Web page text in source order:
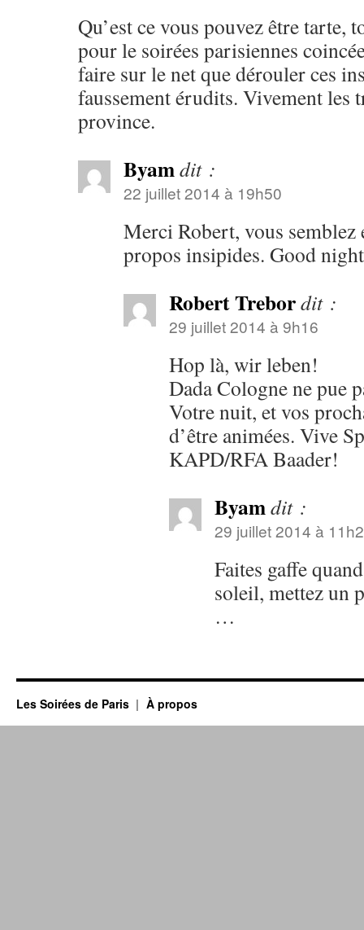
Qu’est ce vous pouvez être tarte,
pour le soirées parisiennes
faire sur le net que dérouler ces
faussement érudits. Vivement les
province.
Byamdit :
22 juillet 2014 à 19h50
Merci Robert, vous semblez
propos insipides. Good
Robert Trebordit :
29 juillet 2014 à 9h16
Hop là, wir leben!
Dada Cologne ne pue
Votre nuit, et vos
d’être animées. Vive
KAPD/RFA Baader!
Byamdit :
29 juillet 2014 à
Faites gaffe
soleil, mettez un
…
Les Soirées de Paris À propos